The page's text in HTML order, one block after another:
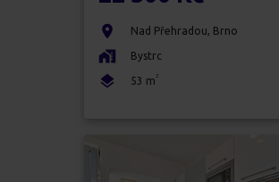
Nad Přehradou, Brno
Bystrc
53 m 2